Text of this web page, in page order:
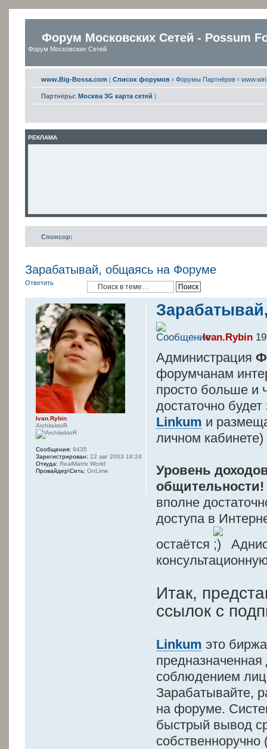
Форум Московских Сетей - Possum
Форум Московских Сетей
www.Big-Bossa.com | Список форумов ‹ Форумы Партнёров ‹
Партнёры: Москва 3G карта сетей |
РЕКЛАМА
Спонсор:
Зарабатывай, общаясь на Форуме
Ответить
Ivan.Rybin
Администрация
форумчанам
просто больше и
достаточно
Linkum и
личном
Уровень
общительности!
вполне
доступа в
остаётся
Итак,
ссылок с
Linkum это
соблюдением
Зарабатывайте,
на форуме.
быстрый вывод
Ivan.Rybin
ArchitektoR
Сообщения: 9435
Зарегистрирован: 22 авг 2003 18:24
Откуда: RealMatrix World
Провайдер\Сеть: OnLime